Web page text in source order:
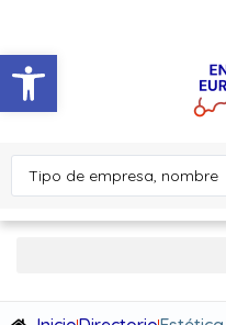
Abrir barra de